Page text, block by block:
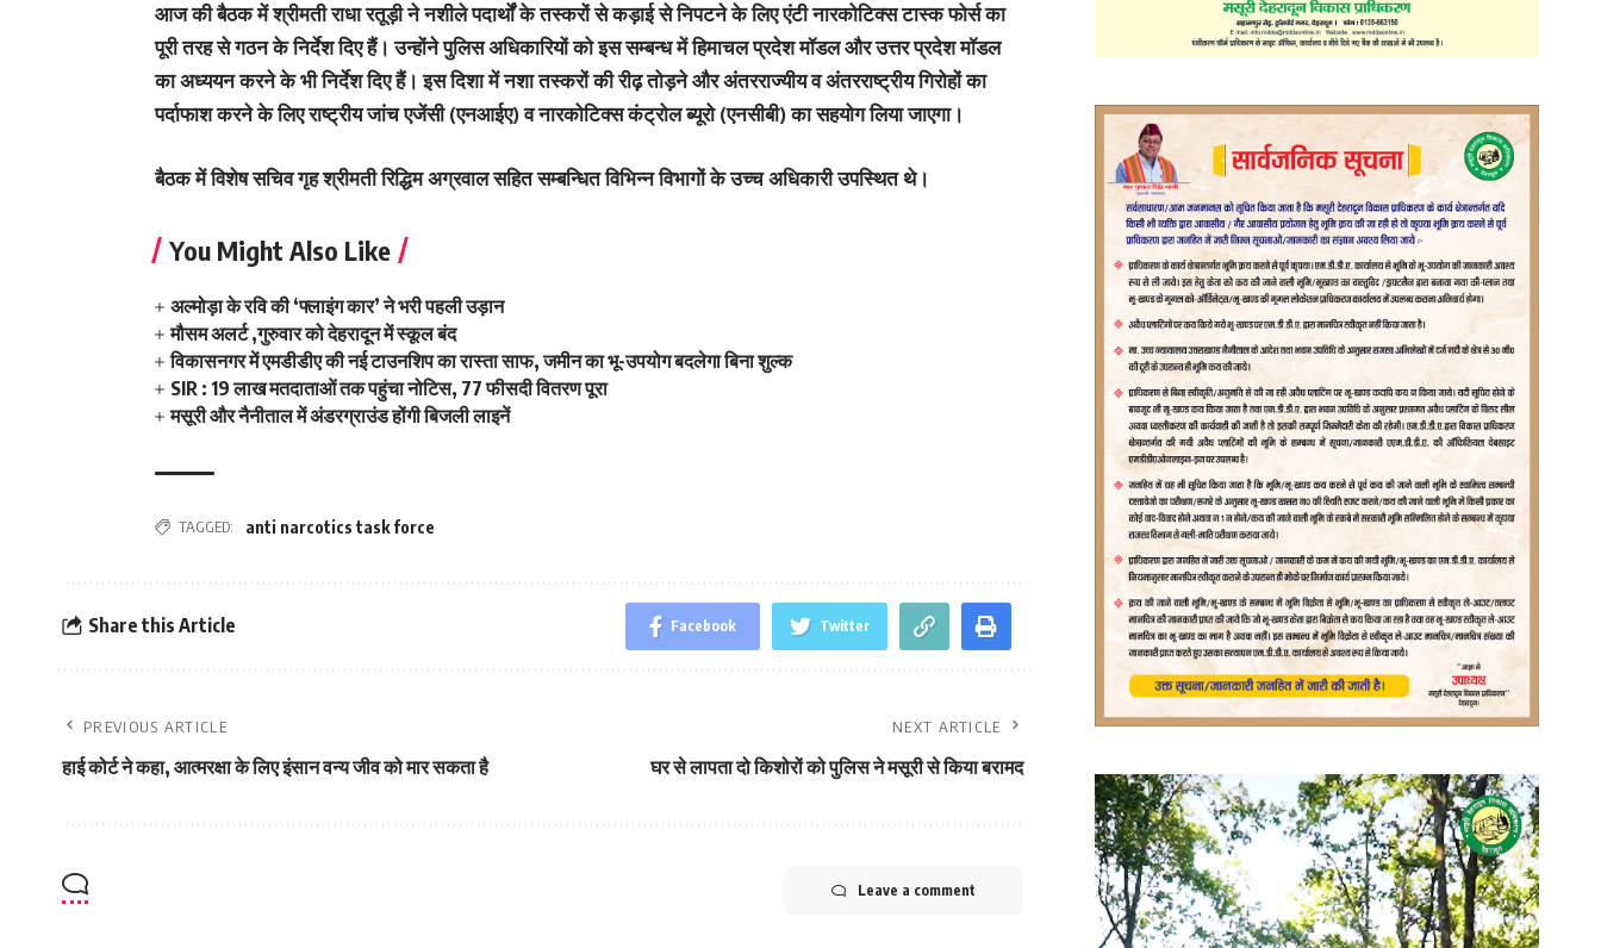
आज की बैठक में श्रीमती राधा रतूड़ी ने नशीले पदार्थों के तस्करों से कड़ाई से निपटने के लिए एंटी नारकोटिक्स टास्क फोर्स का
पूरी तरह से गठन के निर्देश दिए हैं। उन्होंने पुलिस अधिकारियों को इस सम्बन्ध में हिमाचल प्रदेश मॉडल और उत्तर प्रदेश मॉडल
का अध्ययन करने के भी निर्देश दिए हैं। इस दिशा में नशा तस्करों की रीढ़ तोड़ने और अंतरराज्यीय व अंतरराष्ट्रीय गिरोहों का
पर्दाफाश करने के लिए राष्ट्रीय जांच एजेंसी (एनआईए) व नारकोटिक्स कंट्रोल ब्यूरो (एनसीबी) का सहयोग लिया जाएगा।
बैठक में विशेष सचिव गृह श्रीमती रिद्धिम अग्रवाल सहित सम्बन्धित विभिन्न विभागों के उच्च अधिकारी उपस्थित थे।
You Might Also Like
अल्मोड़ा के रवि की ‘फ्लाइंग कार’ ने भरी पहली उड़ान
मौसम अलर्ट ,गुरुवार को देहरादून में स्कूल बंद
विकासनगर में एमडीडीए की नई टाउनशिप का रास्ता साफ, जमीन का भू-उपयोग बदलेगा बिना शुल्क
SIR : 19 लाख मतदाताओं तक पहुंचा नोटिस, 77 फीसदी वितरण पूरा
मसूरी और नैनीताल में अंडरग्राउंड होंगी बिजली लाइनें
TAGGED: anti narcotics task force
Share this Article Facebook Twitter
PREVIOUS ARTICLE
हाई कोर्ट ने कहा, आत्‍मरक्षा के लिए इंसान वन्‍य जीव को मार सकता है
NEXT ARTICLE
घर से लापता दो किशोरों को पुलिस ने मसूरी से किया बरामद
Leave a comment
Video
Player